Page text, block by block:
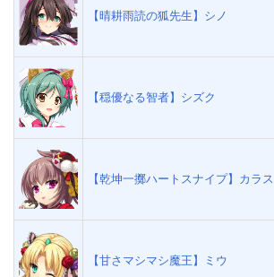
【晴耕雨読の狐先生】シノ
【穏優なる智者】シズク
【乾坤一擲ハートスナイプ】カラス
【甘さマシマシ魔王】ミウ